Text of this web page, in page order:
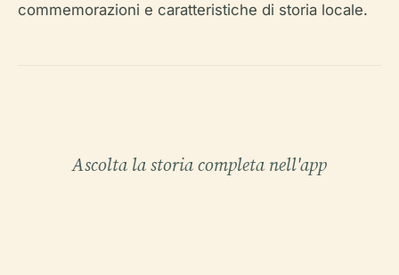
commemorazioni e caratteristiche di storia locale.
Ascolta la storia completa nell'app